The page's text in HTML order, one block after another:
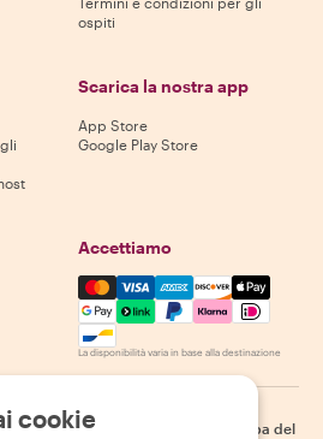
ospiti
Scarica la nostra app
App Store
Google Play Store
Accettiamo
Mastercard, Visa, Amex,
La disponibilità varia in base alla destinazione
sulla privacy Mappa del
cookie